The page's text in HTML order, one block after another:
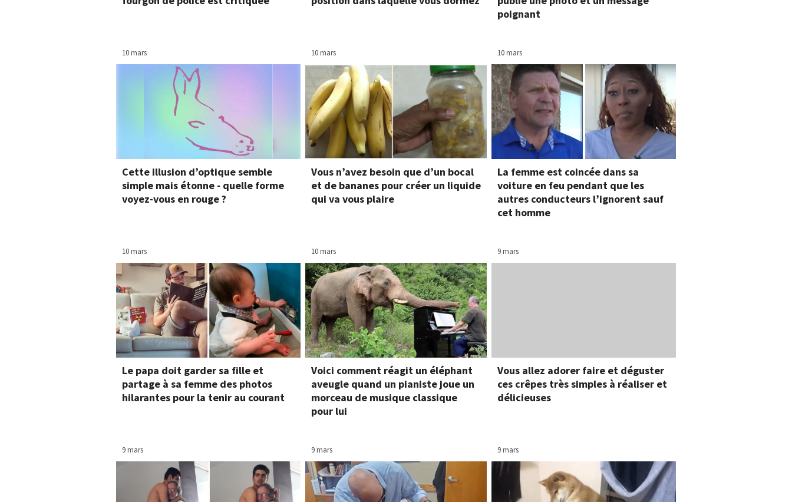
10 mars 10 mars
poignant
10 mars
Cette illusion d’optique semble
simple mais étonne - quelle forme
voyez-vous en rouge ?
10 mars
Vous n’avez besoin que d’un bocal
et de bananes pour créer un liquide
qui va vous plaire
10 mars
La femme est coincée dans sa
voiture en feu pendant que les
autres conducteurs l’ignorent sauf
cet homme
9 mars
Le papa doit garder sa fille et
partage à sa femme des photos
hilarantes pour la tenir au courant
9 mars
Voici comment réagit un éléphant
aveugle quand un pianiste joue un
morceau de musique classique
pour lui
9 mars
Vous allez adorer faire et déguster
ces crêpes très simples à réaliser et
délicieuses
9 mars